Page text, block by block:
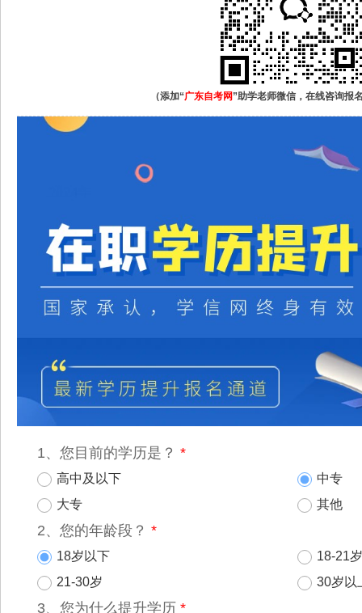
（添加“广东自考网 ”助学老师微信，在线咨询报